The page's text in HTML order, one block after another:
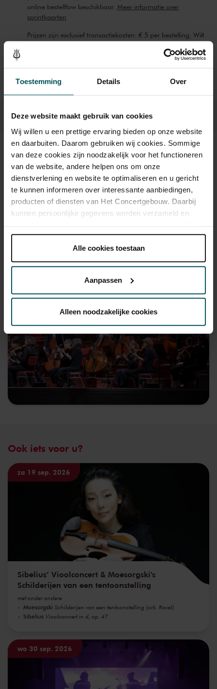
Toestemming Details Over
Deze website maakt gebruik van cookies
Wij willen u een prettige ervaring bieden op onze website
en daarbuiten. Daarom gebruiken wij cookies. Sommige
van deze cookies zijn noodzakelijk voor het functioneren
van de website, andere helpen ons om onze
dienstverlening en website te optimaliseren en u gericht
te kunnen informeren over interessante aanbiedingen,
producten of diensten van Het Concertgebouw. Daarbij
kunnen persoonlijke gegevens worden verzameld en
onder 'aanpassen' zelf welke cookies wij mogen
Lees onze cookieverklaring hier. Lees onze
Via decookieverklaringop onze website kunt u uw
We werken samen met 32 derdendie uw gegevens
kunnen ontvangen en verwerken.
Alle cookies toestaan
Aanpassen
Alleen noodzakelijke cookies
online bestelflow beschikbaar. Meer informatie over
sprintkaarten
Prijzen zijn exclusief transactiekosten: € 5 per bestelling. Wilt
kassa@concertgebouw.nl of bel de Concertgebouwlijn op
Beeld en geluid
Ook iets voor u?
za 19 sep. 2026
Sibelius’ Vioolconcert & Moesorgski's
Schilderijen van een tentoonstelling
met onder andere
Moesorgski Schilderijen van een tentoonstelling (ork. Ravel)
Sibelius Vioolconcert in d, op. 47
wo 30 sep. 2026